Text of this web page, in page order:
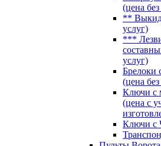
(цена
**
услуг)
***
услуг)
Брелоки
(цена
Ключи с
(цена с
Ключи с